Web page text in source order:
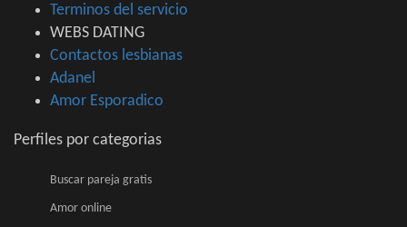
Terminos del servicio
WEBS DATING
Contactos lesbianas
Adanel
Amor Esporadico
Perfiles por categorias
Buscar pareja gratis
Amor online